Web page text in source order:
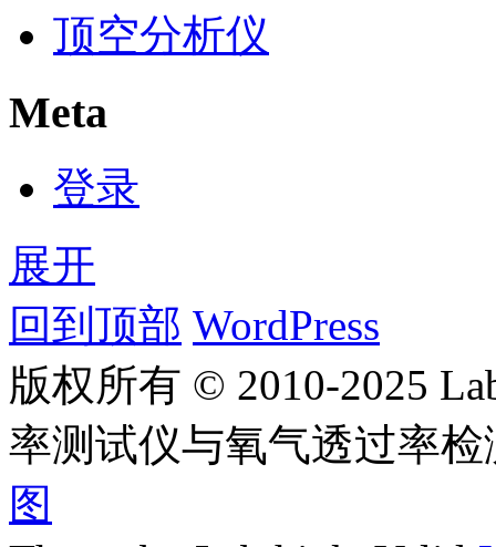
顶空分析仪
Meta
登录
展开
回到顶部 WordPress
版权所有 © 2010-2025
率测试仪与氧气透过率
图